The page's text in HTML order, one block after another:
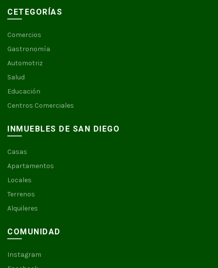
CETEGORÍAS
Comercios
Gastronomía
Automotriz
Salud
Educación
Centros Comerciales
INMUEBLES DE SAN DIEGO
Casas
Apartamentos
Locales
Terrenos
Alquileres
COMUNIDAD
Instagram